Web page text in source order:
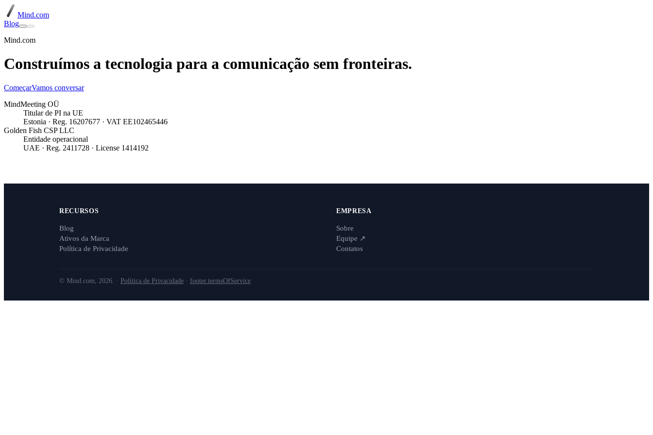
Mind.com
Blog
Mind.com
Construímos a tecnologia para a comunicação sem fronteiras.
ComeçarVamos conversar
MindMeeting OÜ
Titular de PI na UE
Estonia · Reg. 16207677 · VAT EE102465446
Golden Fish CSP LLC
Entidade operacional
UAE · Reg. 2411728 · License 1414192
RECURSOS
Blog
Ativos da Marca
Política de Privacidade
EMPRESA
Sobre
Equipe ↗
Contatos
© Mind.com, 2026. · Política de Privacidade · footer.termsOfService